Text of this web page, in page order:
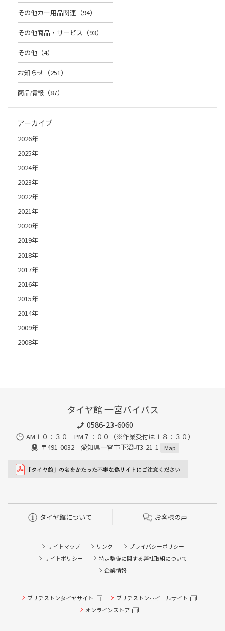
その他カー用品関連（94）
その他商品・サービス（93）
その他（4）
お知らせ（251）
商品情報（87）
アーカイブ
2026年
2025年
2024年
2023年
2022年
2021年
2020年
2019年
2018年
2017年
2016年
2015年
2014年
2009年
2008年
タイヤ館 一宮バイパス
0586-23-6060
AM１０：３０－PM７：００（※作業受付は１８：３０）
〒491-0032 愛知県一宮市下沼町3-21-1
Map
タイヤ館について お客様の声
サイトマップ リンク
プライバシーポリシー
サイトポリシー
特定整備に関する弊社取組について
企業情報
ブリヂストンタイヤサイト
ブリヂストンホイールサイト
オンラインストア
タイヤ点検・安全点検/タイヤ履き替え/オイル交換/その他
ピット作業の予約